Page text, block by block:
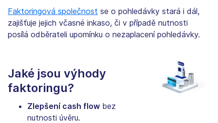
Faktoringová společnost se o pohledávky stará i dál,
zajišťuje jejich včasné inkaso, či v případě nutnosti
posílá odběrateli upomínku o nezaplacení pohledávky.
Jaké jsou výhody
faktoringu?
Zlepšení cash flow bez
nutnosti úvěru.